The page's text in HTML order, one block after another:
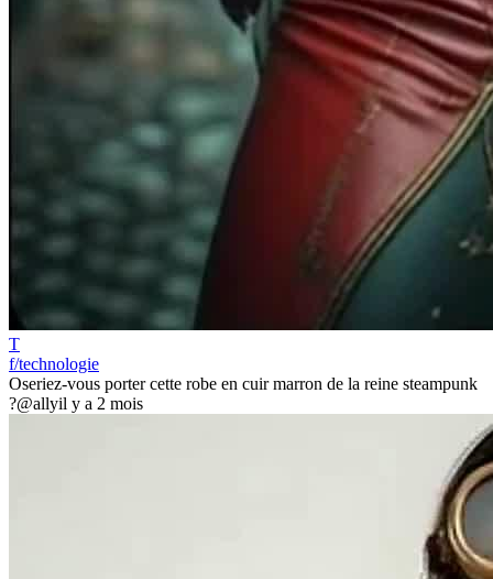
T
f/technologie
Oseriez-vous porter cette robe en cuir marron de la reine steampunk
?@allyil y a 2 mois